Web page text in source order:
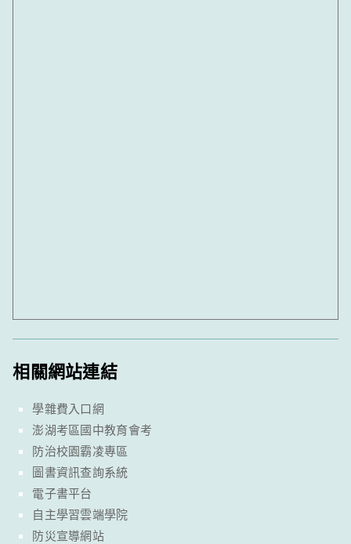
相關網站連結
學雜費入口網
澎湖考區國中教育會考
防治校園霸凌專區
圖書資訊查詢系統
電子書平台
自主學習雲端學院
防災宣導網站